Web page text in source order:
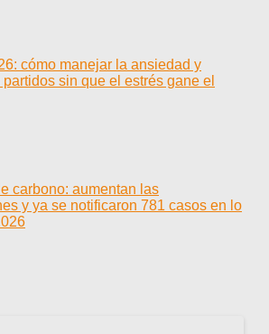
cómo manejar la ansiedad y
sin que el estrés gane el
carbono: aumentan las
y ya se notificaron 781 casos en lo